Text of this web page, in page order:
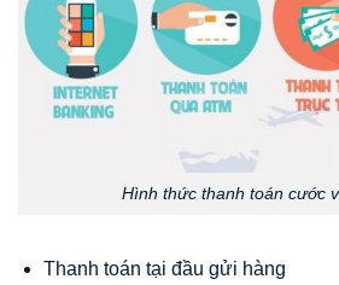
Hình thức thanh toán cước
Thanh toán tại đầu gửi hàng